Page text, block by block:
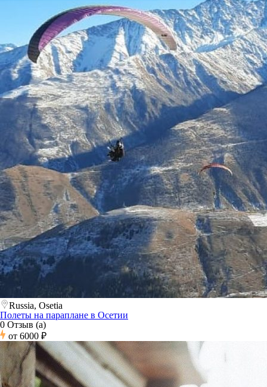
Russia, Osetia
Полеты на параплане в Осетии
0 Отзыв (а)
от 6000 ₽